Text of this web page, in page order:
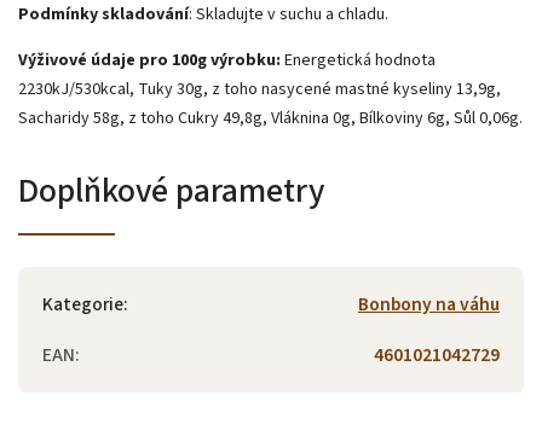
Podmínky skladování: Skladujte v suchu a chladu.
Výživové údaje pro 100g výrobku: Energetická hodnota
2230kJ/530kcal, Tuky 30g, z toho nasycené mastné kyseliny 13,9g,
Sacharidy 58g, z toho Cukry 49,8g, Vláknina 0g, Bílkoviny 6g, Sůl 0,06g.
Doplňkové parametry
Kategorie:
Bonbony na váhu
EAN: 4601021042729